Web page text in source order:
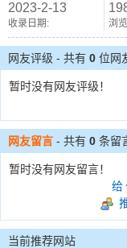
2023-2-13
收录日期: 浏
网友评级 - 共有 0 位网
暂时没有网友评级！
网友留言 - 共有 0 条留
暂时没有网友留言！
给
当前推荐网站